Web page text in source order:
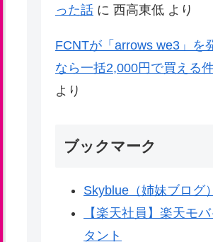
った話 に 西高東低 より
FCNTが「arrows we3」を
なら一括2,000円で買える
より
ブックマーク
Skyblue（姉妹ブログ）
【楽天社員】楽天モ
タント